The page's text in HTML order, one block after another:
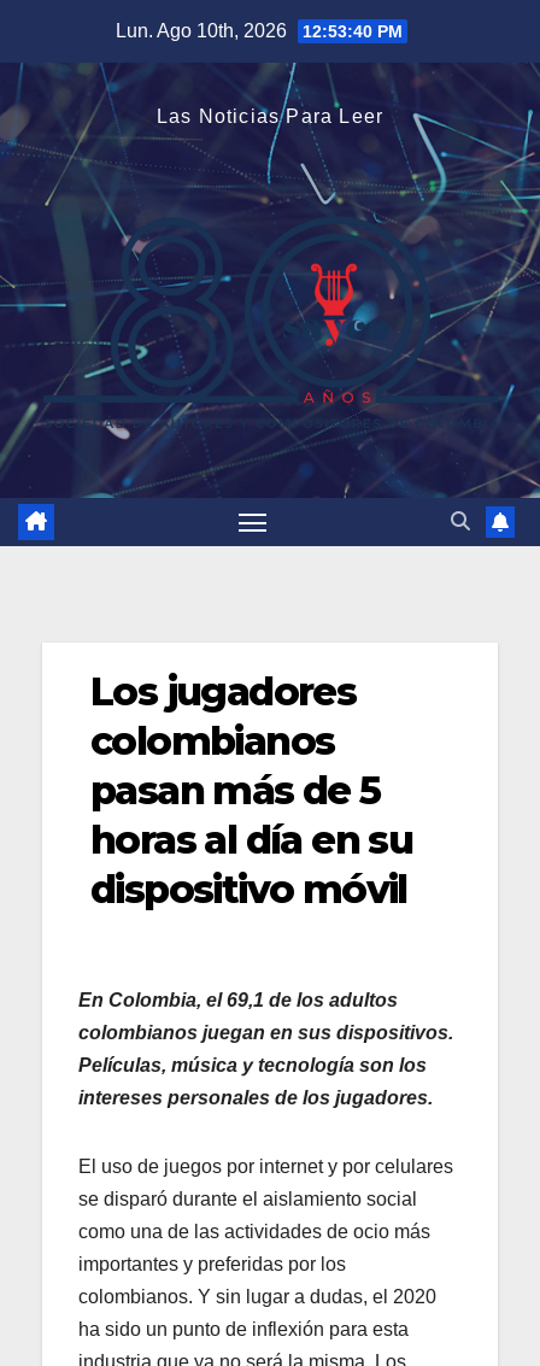
contenido
Lun. Ago 10th, 2026 12:53:41 PM
Las Noticias Para Leer
Los jugadores
colombianos
pasan más de 5
horas al día en su
dispositivo móvil
En Colombia, el 69,1 de los adultos
colombianos juegan en sus dispositivos.
Películas, música y tecnología son los
intereses personales de los jugadores.
El uso de juegos por internet y por celulares
se disparó durante el aislamiento social
como una de las actividades de ocio más
importantes y preferidas por los
colombianos. Y sin lugar a dudas, el 2020
ha sido un punto de inflexión para esta
industria que ya no será la misma. Los